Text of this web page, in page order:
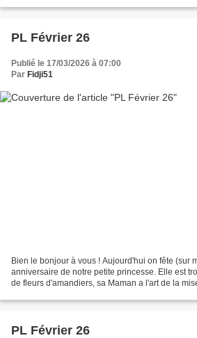
PL Février 26
Publié le 17/03/2026 à 07:00
Par Fidji51
Bien le bonjour à vous ! Aujourd'hui on fête (sur
anniversaire de notre petite princesse. Elle est
de fleurs d'amandiers, sa Maman a l'art de la
PL Février 26